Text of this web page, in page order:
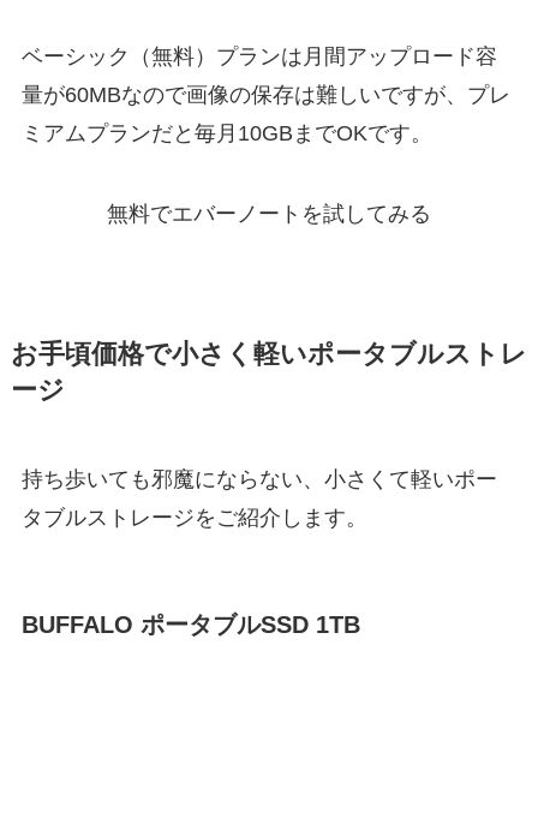
ベーシック（無料）プランは月間アップロード容
量が60MBなので画像の保存は難しいですが、プレ
ミアムプランだと毎月10GBまでOKです。
無料でエバーノートを試してみる
お手頃価格で小さく軽いポータブルストレ
ージ
持ち歩いても邪魔にならない、小さくて軽いポー
タブルストレージをご紹介します。
BUFFALO ポータブルSSD 1TB